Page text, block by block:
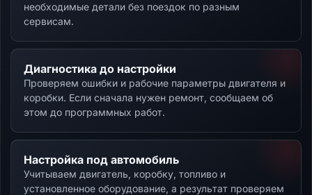
необходимые детали без поездок по разным
сервисам.
Диагностика до настройки
Проверяем ошибки и рабочие параметры двигателя и
коробки. Если сначала нужен ремонт, сообщаем об
этом до программных работ.
Настройка под автомобиль
Учитываем двигатель, коробку, топливо и
установленное оборудование, а результат проверяем